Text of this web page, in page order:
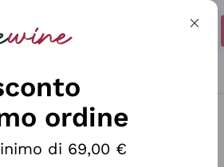
ordine
di 69,00 €